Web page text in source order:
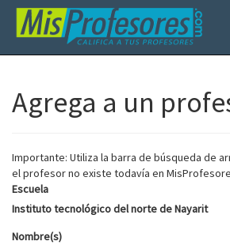
Agrega a un
Importante: Utiliza la barra de búsqueda de
el profesor no existe todavía en
Escuela
Instituto tecnológico del norte de Nayarit
Nombre(s)